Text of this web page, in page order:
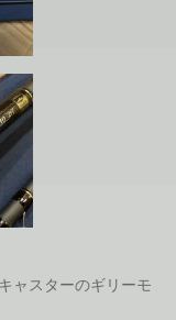
ャスターのギリーモ